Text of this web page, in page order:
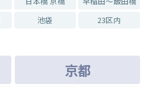
池袋
23区内
京都